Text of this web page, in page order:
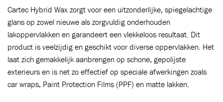
Cartec Hybrid Wax zorgt voor een uitzonderlijke, spiegelachtige
glans op zowel nieuwe als zorgvuldig onderhouden
lakoppervlakken en garandeert een vlekkeloos resultaat. Dit
product is veelzijdig en geschikt voor diverse oppervlakken. Het
laat zich gemakkelijk aanbrengen op schone, gepolijste
exterieurs en is net zo effectief op speciale afwerkingen zoals
car wraps, Paint Protection Films (PPF) en matte lakken.
Toegevoegd aan winkelwagen